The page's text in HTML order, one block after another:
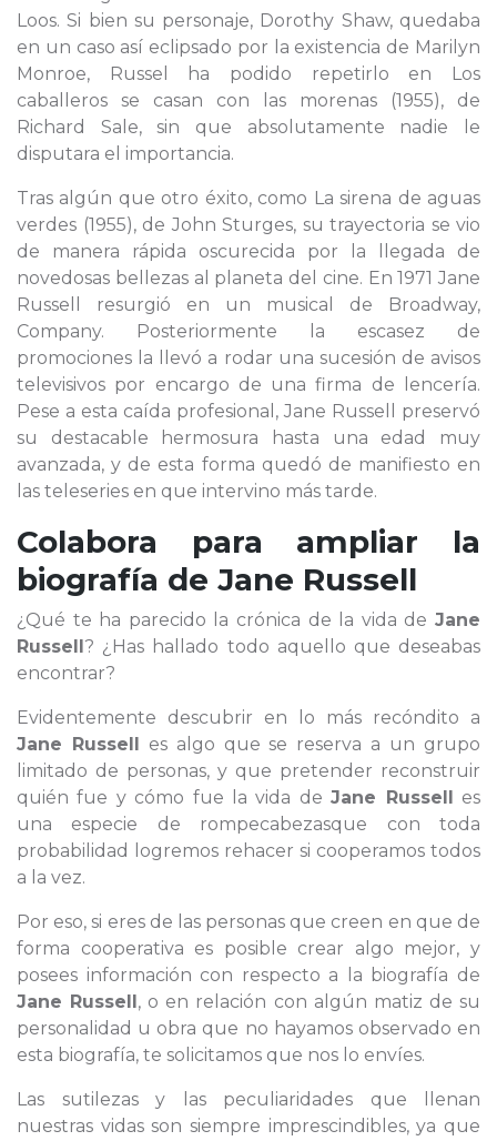
Loos. Si bien su personaje, Dorothy Shaw, quedaba
en un caso así eclipsado por la existencia de Marilyn
Monroe, Russel ha podido repetirlo en Los
caballeros se casan con las morenas (1955), de
Richard Sale, sin que absolutamente nadie le
disputara el importancia.
Tras algún que otro éxito, como La sirena de aguas
verdes (1955), de John Sturges, su trayectoria se vio
de manera rápida oscurecida por la llegada de
novedosas bellezas al planeta del cine. En 1971 Jane
Russell resurgió en un musical de Broadway,
Company. Posteriormente la escasez de
promociones la llevó a rodar una sucesión de avisos
televisivos por encargo de una firma de lencería.
Pese a esta caída profesional, Jane Russell preservó
su destacable hermosura hasta una edad muy
avanzada, y de esta forma quedó de manifiesto en
las teleseries en que intervino más tarde.
Colabora para ampliar la
biografía de Jane Russell
¿Qué te ha parecido la crónica de la vida de Jane
Russell? ¿Has hallado todo aquello que deseabas
encontrar?
Evidentemente descubrir en lo más recóndito a
Jane Russell es algo que se reserva a un grupo
limitado de personas, y que pretender reconstruir
quién fue y cómo fue la vida deJane Russell es
una especie de rompecabezasque con toda
probabilidad logremos rehacer si cooperamos todos
a la vez.
Por eso, si eres de las personas que creen en que de
forma cooperativa es posible crear algo mejor, y
posees información con respecto a la biografía de
Jane Russell, o en relación con algún matiz de su
personalidad u obra que no hayamos observado en
esta biografía, te solicitamos que nos lo envíes.
Las sutilezas y las peculiaridades que llenan
nuestras vidas son siempre imprescindibles, ya que